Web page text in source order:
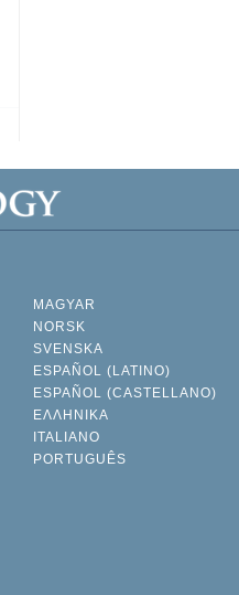
MAGYAR
NORSK
SVENSKA
ESPAÑOL (LATINO)
ESPAÑOL (CASTELLANO)
ΕΛΛΗΝΙΚA
ITALIANO
PORTUGUÊS